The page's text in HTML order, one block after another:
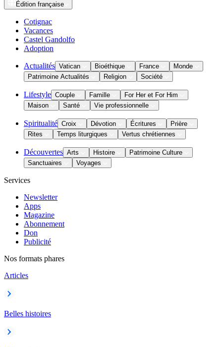
Édition française
Cotignac
Vacances
Castel Gandolfo
Adoption
Actualités Vatican Bioéthique France
Monde
Patrimoine Actualités
Religion Société
Lifestyle Couple Famille
For Her et For Him
Maison
Santé Vie professionnelle
Spiritualité Croix Dévotion Écritures
Prière
Rites
Temps liturgiques Vertus chrétiennes
Découvertes Arts Histoire
Patrimoine Culture
Sanctuaires
Voyages
Services
Newsletter
Apps
Magazine
Abonnement
Don
Publicité
Nos formats phares
Articles
Belles histoires